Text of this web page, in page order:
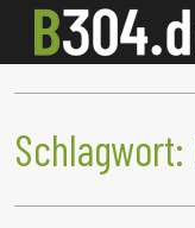
Schlagwort: